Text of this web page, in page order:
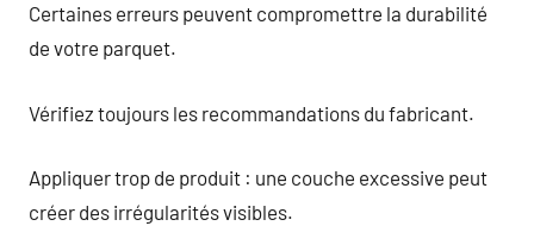
Certaines erreurs peuvent compromettre la durabilité
de votre parquet.
Vérifiez toujours les recommandations du fabricant.
Appliquer trop de produit : une couche excessive peut
créer des irrégularités visibles.